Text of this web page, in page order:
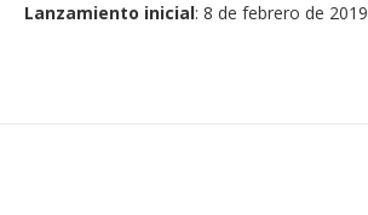
Lanzamiento inicial: 8 de febrero de 2019